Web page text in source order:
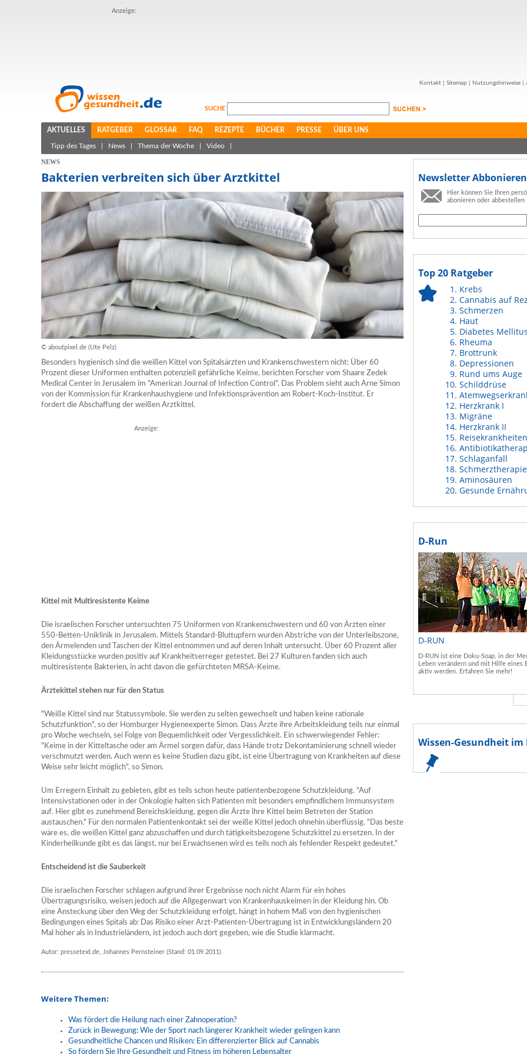
Anzeige:
Kontakt Sitemap Nutzungshinweise
SUCHE
AKTUELLES RATGEBER GLOSSAR FAQ REZEPTE BÜCHER PRESSE ÜBER UNS
Tipp des Tages News Thema der Woche Video
NEWS
Bakterien verbreiten sich über Arztkittel
© aboutpixel.de (Ute Pelz)
Besonders hygienisch sind die weißen Kittel von Spitalsärzten und Krankenschwestern nicht: Über 60
Prozent dieser Uniformen enthalten potenziell gefährliche Keime, berichten Forscher vom Shaare Zedek
Medical Center in Jerusalem im "American Journal of Infection Control". Das Problem sieht auch Arne Simon
von der Kommission für Krankenhaushygiene und Infektionsprävention am Robert-Koch-Institut. Er
fordert die Abschaffung der weißen Arztkittel.
Anzeige:
Kittel mit Multiresistente Keime
Die israelischen Forscher untersuchten 75 Uniformen von Krankenschwestern und 60 von Ärzten einer
550-Betten-Uniklinik in Jerusalem. Mittels Standard-Bluttupfern wurden Abstriche von der Unterleibszone,
den Ärmelenden und Taschen der Kittel entnommen und auf deren Inhalt untersucht. Über 60 Prozent aller
Kleidungsstücke wurden positiv auf Krankheitserreger getestet. Bei 27 Kulturen fanden sich auch
multiresistente Bakterien, in acht davon die gefürchteten MRSA-Keime.
Ärztekittel stehen nur für den Status
"Weiße Kittel sind nur Statussymbole. Sie werden zu selten gewechselt und haben keine rationale
Schutzfunktion", so der Homburger Hygieneexperte Simon. Dass Ärzte ihre Arbeitskleidung teils nur einmal
pro Woche wechseln, sei Folge von Bequemlichkeit oder Vergesslichkeit. Ein schwerwiegender Fehler:
"Keime in der Kitteltasche oder am Ärmel sorgen dafür, dass Hände trotz Dekontaminierung schnell wieder
verschmutzt werden. Auch wenn es keine Studien dazu gibt, ist eine Übertragung von Krankheiten auf diese
Weise sehr leicht möglich", so Simon.
Um Erregern Einhalt zu gebieten, gibt es teils schon heute patientenbezogene Schutzkleidung. "Auf
Intensivstationen oder in der Onkologie halten sich Patienten mit besonders empfindlichem Immunsystem
auf. Hier gibt es zunehmend Bereichskleidung, gegen die Ärzte ihre Kittel beim Betreten der Station
austauschen." Für den normalen Patientenkontakt sei der weiße Kittel jedoch ohnehin überflüssig. "Das beste
wäre es, die weißen Kittel ganz abzuschaffen und durch tätigkeitsbezogene Schutzkittel zu ersetzen. In der
Kinderheilkunde gibt es das längst, nur bei Erwachsenen wird es teils noch als fehlender Respekt gedeutet."
Entscheidend ist die Sauberkeit
Die israelischen Forscher schlagen aufgrund ihrer Ergebnisse noch nicht Alarm für ein hohes
Übertragungsrisiko, weisen jedoch auf die Allgegenwart von Krankenhauskeimen in der Kleidung hin. Ob
eine Ansteckung über den Weg der Schutzkleidung erfolgt, hängt in hohem Maß von den hygienischen
Bedingungen eines Spitals ab: Das Risiko einer Arzt-Patienten-Übertragung ist in Entwicklungsländern 20
Mal höher als in Industrieländern, ist jedoch auch dort gegeben, wie die Studie klarmacht.
Autor: pressetext.de, Johannes Pernsteiner (Stand: 01.09.2011)
Weitere Themen:
Was fördert die Heilung nach einer Zahnoperation?
Zurück in Bewegung: Wie der Sport nach längerer Krankheit wieder gelingen kann
Gesundheitliche Chancen und Risiken: Ein differenzierter Blick auf Cannabis
So fördern Sie Ihre Gesundheit und Fitness im höheren Lebensalter
Newsletter Abbonieren
Hier können Sie Ihren
abonieren oder abbestellen
Top 20 Ratgeber
Krebs
Cannabis auf
Schmerzen
Haut
Diabetes Mellitus
Rheuma
Brottrunk
Depressionen
Rund ums Auge
Schilddrüse
Herzkrank I
Migräne
Herzkrank II
Reisekrankheiten
Schlaganfall
Schmerztherapie
Aminosäuren
Gesunde
D-Run
D-RUN
D-RUN ist eine Doku-Soap, in der
Leben verändern und mit Hilfe eines
aktiv werden. Erfahren Sie mehr!
Wissen-Gesundheit im